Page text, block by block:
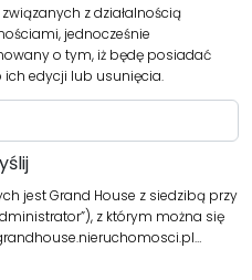
z działalnością
jednocześnie
o tym, iż będę posiadać
edycji lub usunięcia.
jest Grand House z siedzibą przy
z którym można się